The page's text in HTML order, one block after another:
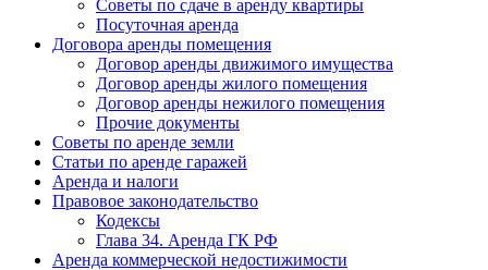
Советы по сдаче в аренду квартиры
Посуточная аренда
Договора аренды помещения
Договор аренды движимого имущества
Договор аренды жилого помещения
Договор аренды нежилого помещения
Прочие документы
Советы по аренде земли
Статьи по аренде гаражей
Аренда и налоги
Правовое законодательство
Кодексы
Глава 34. Аренда ГК РФ
Аренда коммерческой недостижимости